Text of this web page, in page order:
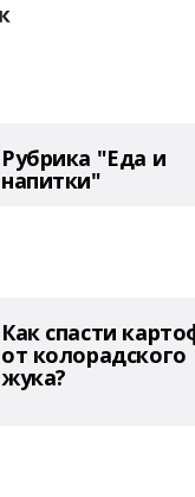
Рубрика "Еда и
напитки"
Как спасти
от колорадского
жука?